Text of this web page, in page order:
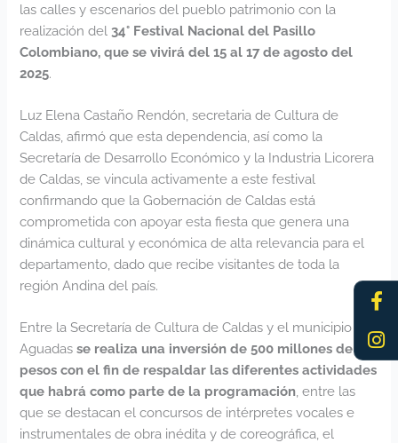
f
las calles y escenarios del pueblo patrimonio con la
realización del 34° Festival Nacional del Pasillo
Colombiano, que se vivirá del 15 al 17 de agosto del
2025.
Luz Elena Castaño Rendón, secretaria de Cultura de
Caldas, afirmó que esta dependencia, así como la
Secretaría de Desarrollo Económico y la Industria Licorera
de Caldas, se vincula activamente a este festival
confirmando que la Gobernación de Caldas está
comprometida con apoyar esta fiesta que genera una
dinámica cultural y económica de alta relevancia para el
departamento, dado que recibe visitantes de toda la
región Andina del país.
Entre la Secretaría de Cultura de Caldas y el municipio de
Aguadasse realiza una inversión de 500 millones de
pesos con el fin de respaldar las diferentes actividades
que habrá como parte de la programación, entre las
que se destacan el concursos de intérpretes vocales e
instrumentales de obra inédita y de coreográfica, el